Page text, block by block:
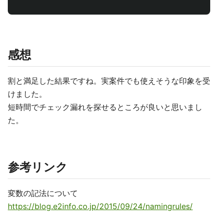
感想
割と満足した結果ですね。実案件でも使えそうな印象を受
けました。
短時間でチェック漏れを探せるところが良いと思いまし
た。
参考リンク
変数の記法について
https://blog.e2info.co.jp/2015/09/24/namingrules/